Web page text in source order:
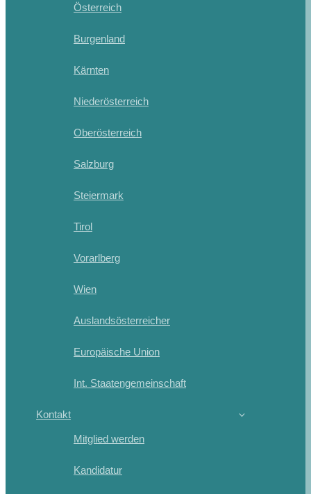
Österreich
Burgenland
Kärnten
Niederösterreich
Oberösterreich
Salzburg
Steiermark
Tirol
Vorarlberg
Wien
Auslandsösterreicher
Europäische Union
Int. Staatengemeinschaft
Kontakt
Mitglied werden
Kandidatur